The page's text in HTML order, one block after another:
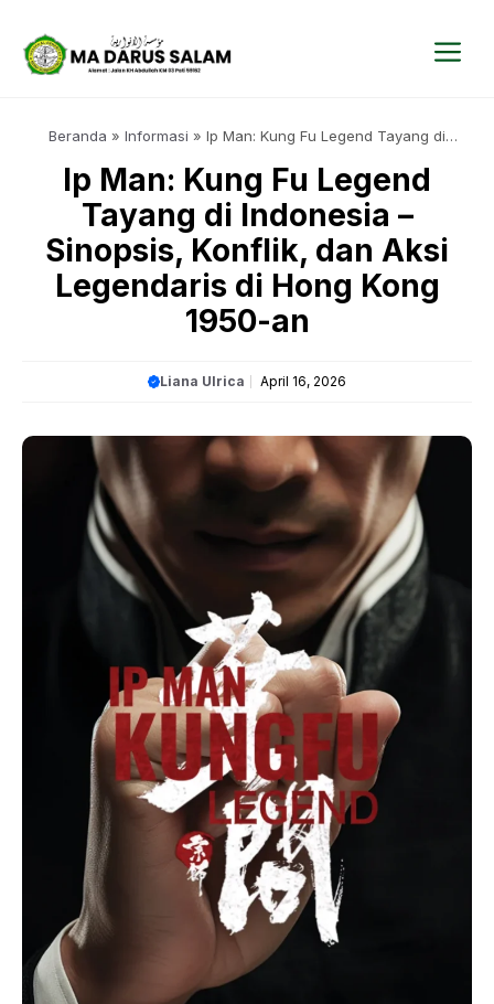
Beranda » Informasi » Ip Man: Kung Fu Legend Tayang di
1950-an
Ip Man: Kung Fu Legend
Tayang di Indonesia –
Sinopsis, Konflik, dan Aksi
Legendaris di Hong Kong
1950-an
Liana Ulrica April 16, 2026